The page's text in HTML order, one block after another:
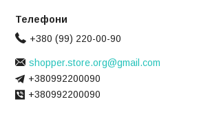
+380 (99) 220-00-90
shopper.store.org@gmail.com
+380992200090
+380992200090